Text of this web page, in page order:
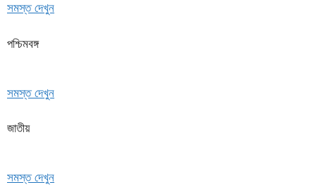
সমস্ত দেখুন
পশ্চিমবঙ্গ
সমস্ত দেখুন
জাতীয়
সমস্ত দেখুন